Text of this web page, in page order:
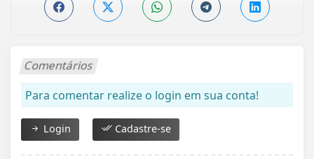
Comentários
Para comentar realize o login em sua conta!
Login Cadastre-se